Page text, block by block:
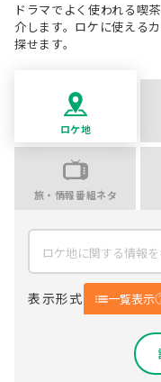
ドラマでよく使われる喫
介します。ロケに使える
探せます。
ロケ地
旅・情報番組ネタ
表示形式 一覧表示